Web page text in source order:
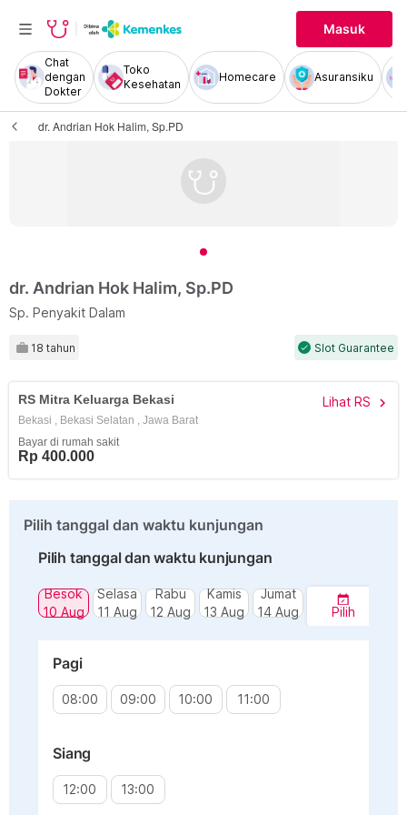
Masuk
Chat
dengan
Dokter
Toko
Kesehatan
Homecare Asuransiku
dr. Andrian Hok Halim, Sp.PD
dr. Andrian Hok Halim, Sp.PD
Sp. Penyakit Dalam
18 tahun check Slot Guarantee
RS Mitra Keluarga Bekasi Lihat RS chevron_right
Bekasi , Bekasi Selatan , Jawa Barat
Bayar di rumah sakit
Rp 400.000
Pilih tanggal dan waktu kunjungan
Pilih tanggal dan waktu kunjungan
Besok
10 Aug
Selasa
11 Aug
Rabu
12 Aug
Kamis
13 Aug
Jumat
14 Aug
Pilih
Pagi
08:00 09:00 10:00 11:00
Siang
12:00 13:00